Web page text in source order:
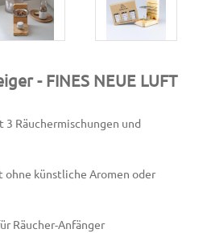
- FINES NEUE LUFT
Räuchermischungen und
ohne künstliche Aromen oder
Räucher-Anfänger